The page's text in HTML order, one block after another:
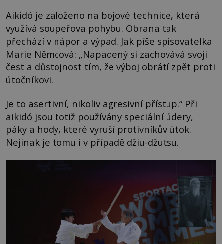
Aikidó je založeno na bojové technice, která
využívá soupeřova pohybu. Obrana tak
přechází v nápor a výpad. Jak píše spisovatelka
Marie Němcová: „Napadený si zachovává svoji
čest a důstojnost tím, že výboj obrátí zpět proti
útočníkovi.
Je to asertivní, nikoliv agresivní přístup.“ Při
aikidó jsou totiž používány speciální údery,
páky a hody, které vyruší protivníkův útok.
Nejinak je tomu i v případě džiu-džutsu.